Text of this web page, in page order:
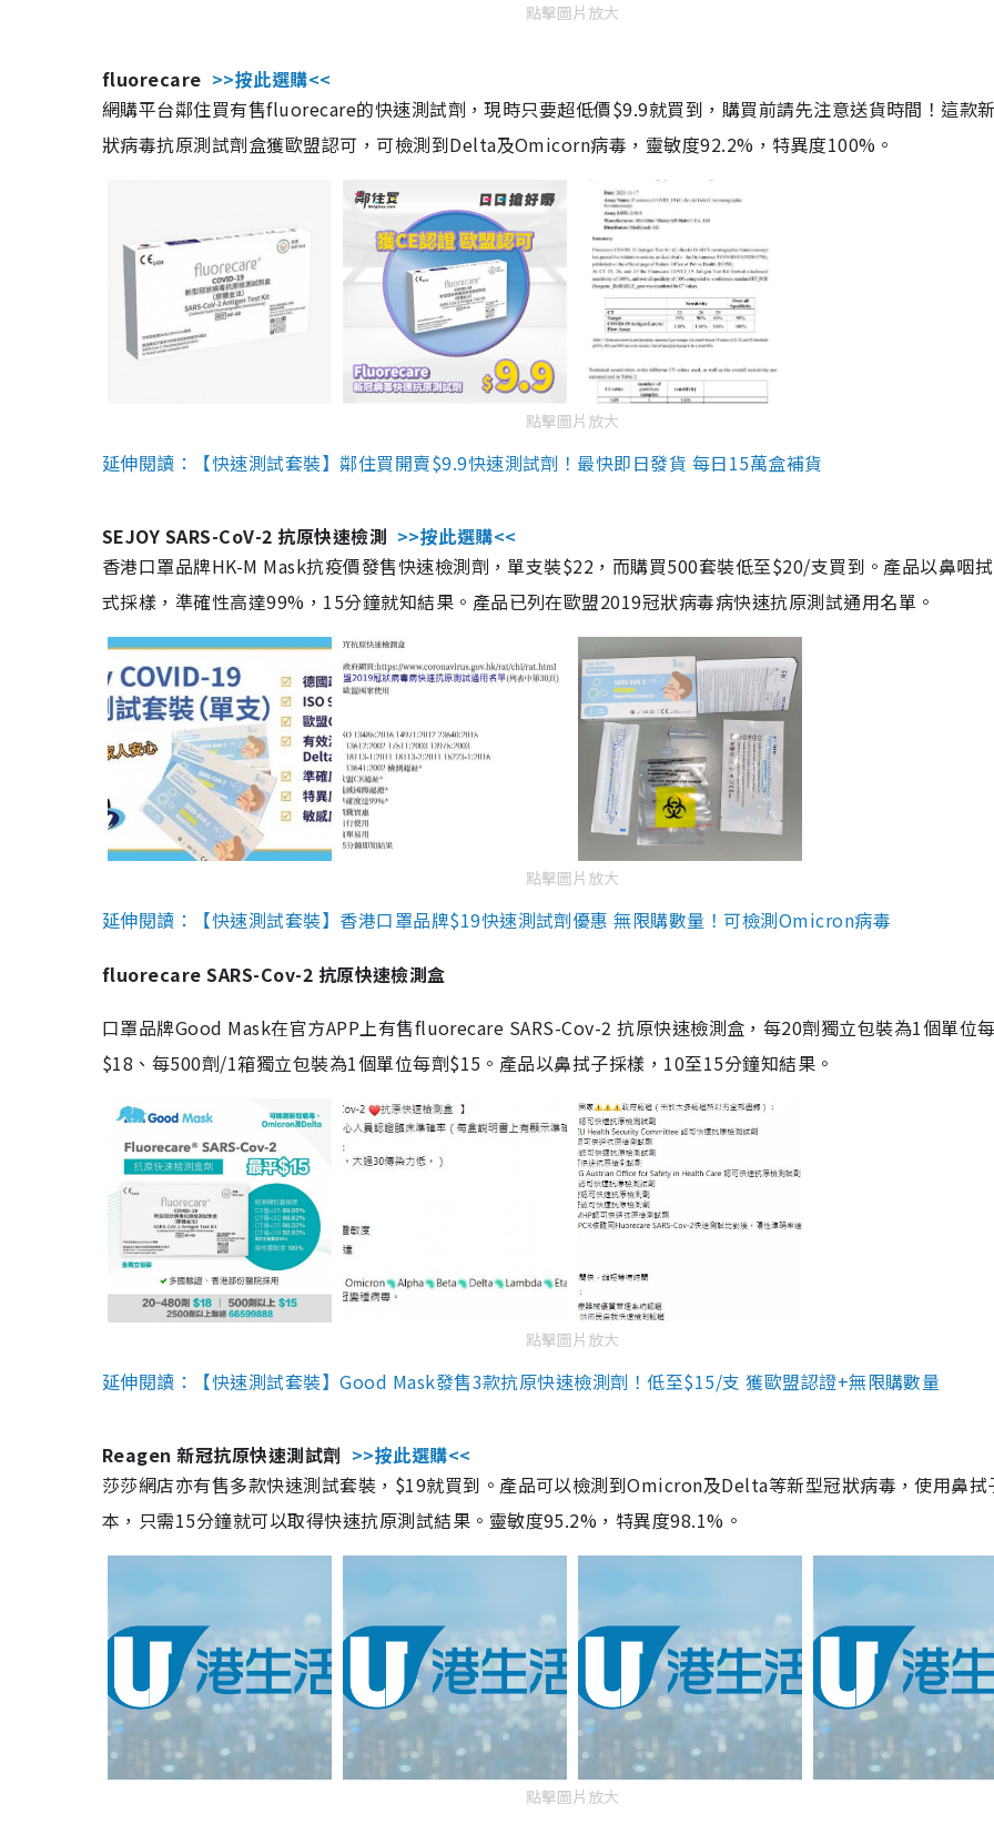
點擊圖片放大
fluorecare >>按此選購<<
網購平台鄰住買有售fluorecare的快速測試劑，現時只要超低價$9.9就買到，購買前請先注意送貨時間！這款
狀病毒抗原測試劑盒獲歐盟認可，可檢測到Delta及Omicorn病毒，靈敏度92.2%，特異度100%。
點擊圖片放大
延伸閱讀：【快速測試套裝】鄰住買開賣$9.9快速測試劑！最快即日發貨 每日15萬盒補貨
SEJOY SARS-CoV-2 抗原快速檢測 >>按此選購<<
香港口罩品牌HK-M Mask抗疫價發售快速檢測劑，單支裝$22，而購買500套裝低至$20/支買到。產品以鼻咽
式採樣，準確性高達99%，15分鐘就知結果。產品已列在歐盟2019冠狀病毒病快速抗原測試通用名單。
點擊圖片放大
延伸閱讀：【快速測試套裝】香港口罩品牌$19快速測試劑優惠 無限購數量！可檢測Omicron病毒
fluorecare SARS-Cov-2 抗原快速檢測盒
口罩品牌Good Mask在官方APP上有售fluorecare SARS-Cov-2 抗原快速檢測盒，每20劑獨立包裝為1個單位
$18、每500劑/1箱獨立包裝為1個單位每劑$15。產品以鼻拭子採樣，10至15分鐘知結果。
點擊圖片放大
延伸閱讀：【快速測試套裝】Good Mask發售3款抗原快速檢測劑！低至$15/支 獲歐盟認證+無限購數量
Reagen 新冠抗原快速測試劑 >>按此選購<<
莎莎網店亦有售多款快速測試套裝，$19就買到。產品可以檢測到Omicron及Delta等新型冠狀病毒，使用鼻拭
本，只需15分鐘就可以取得快速抗原測試結果。靈敏度95.2%，特異度98.1%。
點擊圖片放大